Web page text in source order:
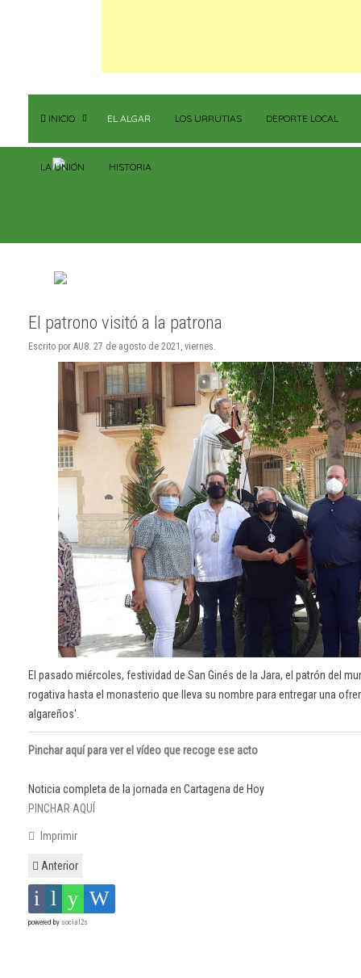
INICIO EL ALGAR LOS URRUTIAS DEPORTE LOCAL
LA UNIÓN HISTORIA
El patrono visitó a la patrona
Escrito por AU8. 27 de agosto de 2021, viernes.
El pasado miércoles, festividad de San Ginés de la Jara, el patrón del
rogativa hasta el monasterio que lleva su nombre para entregar una
algareños'.
Pinchar aquí para ver el vídeo que recoge ese acto
Noticia completa de la jornada en Cartagena de Hoy
PINCHAR AQUÍ
Imprimir
Anterior
powered by social2s